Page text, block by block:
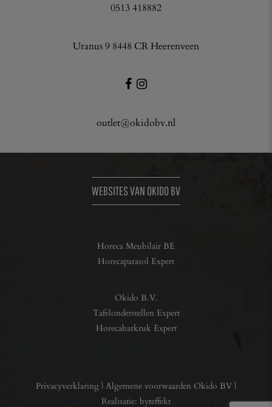
0513 418882
Uranus 9 8448 CR Heerenveen
outlet@okidobv.nl
WEBSITES VAN OKIDO BV
Horeca Meubilair BE
Horecaparasol Expert
Okido B.V.
Tafelonderstellen Expert
Horecabarkruk Expert
Privacyverklaring | Algemene voorwaarden Okido BV |
Realisatie: byteffekt